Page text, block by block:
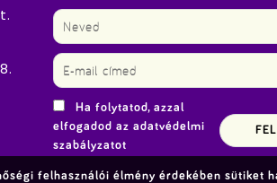
Ha folytatod, azzal
elfogadod az adatvédelmi
szabályzatot
felhasználói élmény érdekében sütiket